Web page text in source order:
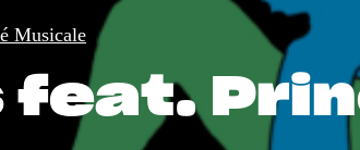
Musicale
feat.